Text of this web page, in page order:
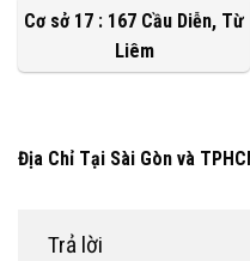
Cơ sở 17 : 167 Cầu Diễn, Từ
Liêm
Địa Chỉ Tại Sài Gòn và
Trả lời